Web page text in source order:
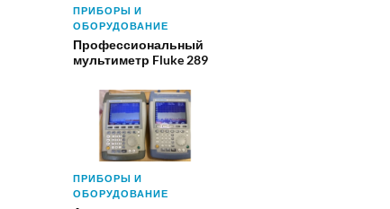
ПРИБОРЫ И
ОБОРУДОВАНИЕ
Профессиональный
мультиметр Fluke 289
ПРИБОРЫ И
ОБОРУДОВАНИЕ